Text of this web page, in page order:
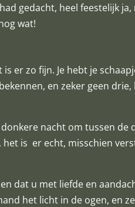
gedacht, heel feestelijk ja,
wat!
er zo fijn. Je hebt je
en zeker geen
nacht om tussen
is er echt, misschien
dat u met liefde en
het licht in de ogen, en